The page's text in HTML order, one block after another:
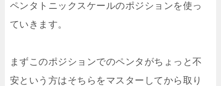
ペンタトニックスケールのポジションを使っ
ていきます。
まずこのポジションでのペンタがちょっと不
安という方はそちらをマスターしてから取り